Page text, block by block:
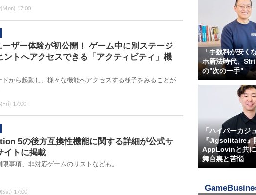
17:00
17:00
ーザー体験が初公開！ ゲーム中に別ステージ
ントへアクセスできる「アクティビティ」機
ドから起動し、様々な機能へアクセスする様子をみることが
17:00
5の後方互換性機能に関する詳細が公式サ
イトに掲載
事項、非対応ゲームのリストなども。
「手数料が安
ホ新法時代、
の"次の一手"
「ハイパーカジ
『Jigsolitaire
AppLovinと共
舞台裏と苦悩